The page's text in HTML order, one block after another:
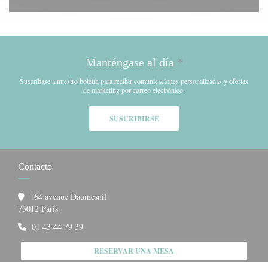
Manténgase al día *
Suscríbase a nuestro boletín para recibir comunicaciones personalizadas y ofertas
de marketing por correo electrónico.
SUSCRIBIRSE
Contacto
164 avenue Daumesnil
75012 Paris((abre en una nueva ventana))
01 43 44 79 39
RESERVAR UNA MESA